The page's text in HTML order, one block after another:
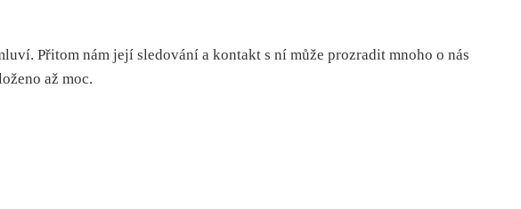
Přitom nám její sledování a kontakt s ní může prozradit mnoho o nás
až moc.